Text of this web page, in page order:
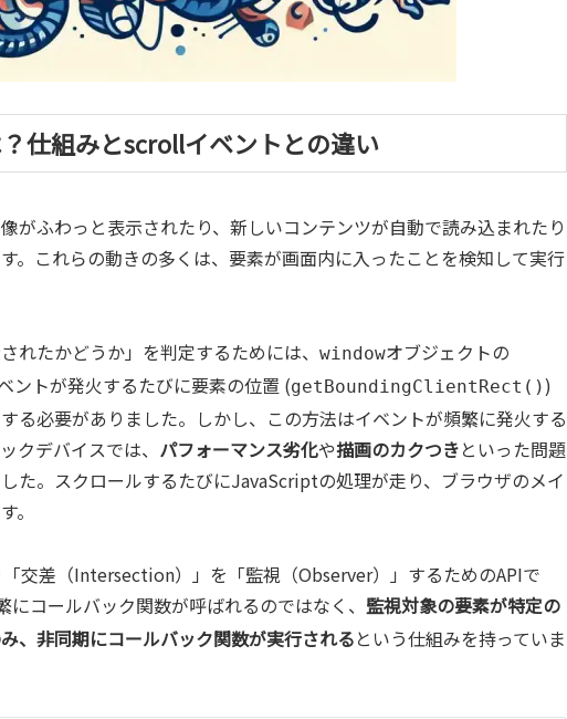
仕組みとscrollイベントとの違い
がふわっと表示されたり、新しいコンテンツが自動で読み込まれたり
。これらの動きの多くは、要素が画面内に入ったことを検知して実行
れたかどうか」を判定するためには、 windowオブジェクトの
ントが発火するたびに要素の位置 (getBoundingClientRect())
る必要がありました。しかし、この方法はイベントが頻繁に発火する
クデバイスでは、 パフォーマンス劣化や描画のカクつきといった問題
た。スクロールするたびにJavaScriptの処理が走り、ブラウザのメイ
。
交差（Intersection）」を「監視（Observer）」するためのAPIで
にコールバック関数が呼ばれるのではなく、 監視対象の要素が特定の
、非同期にコールバック関数が実行されるという仕組みを持っていま